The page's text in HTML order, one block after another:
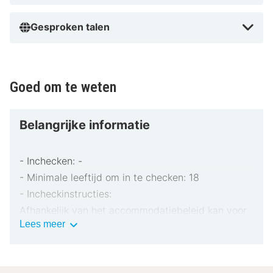
Gesproken talen
Goed om te weten
Belangrijke informatie
- Inchecken: -
- Minimale leeftijd om in te checken: 18
- Incheckinstructies:
Afhankelijk van het accommodatiebeleid kan voor
extra personen een toeslag in rekening worden
Lees meerBelangrijke